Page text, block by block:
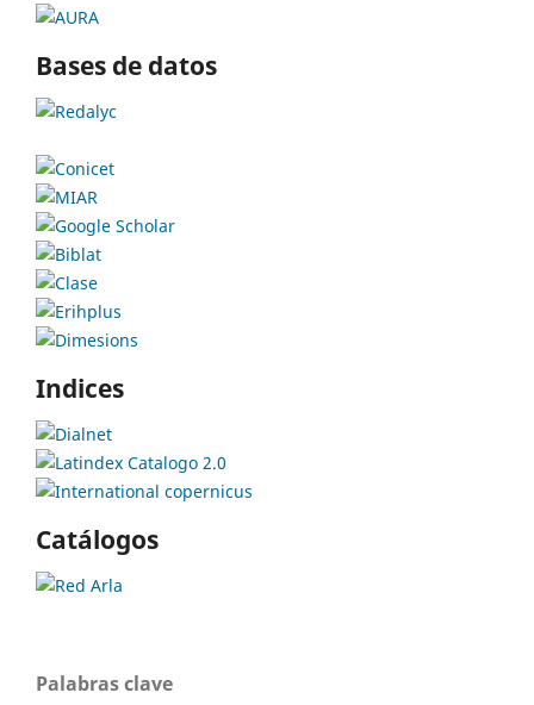
Bases de datos
Indices
Catálogos
Palabras clave